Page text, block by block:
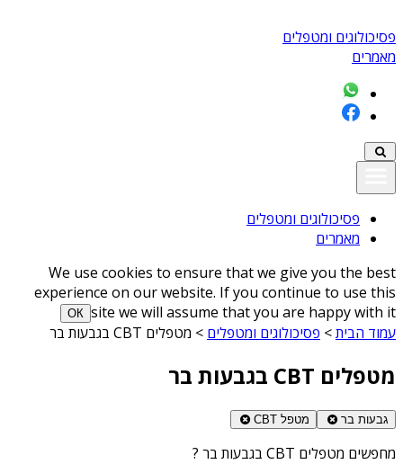
פסיכולוגים ומטפלים
מאמרים
פסיכולוגים ומטפלים
מאמרים
We use cookies to ensure that we give you the best
experience on our website. If you continue to use this
site we will assume that you are happy with it
ОК
עמוד הבית> פסיכולוגים ומטפלים > מטפלים CBT בגבעות בר
מטפלים CBT בגבעות בר
גבעות בר מטפל CBT
מחפשים מטפלים CBT בגבעות בר ?